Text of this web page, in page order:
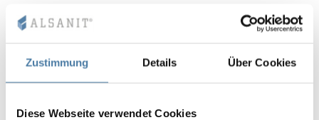
Zustimmung Details Über Cookies
Diese Webseite verwendet Cookies
Installationer med HPL